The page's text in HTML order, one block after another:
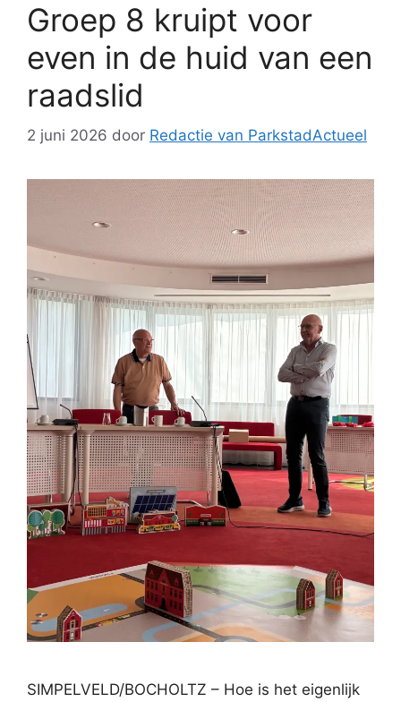
Groep 8 kruipt voor
even in de huid van een
raadslid
2 juni 2026 door Redactie van ParkstadActueel
SIMPELVELD/BOCHOLTZ – Hoe is het eigenlijk